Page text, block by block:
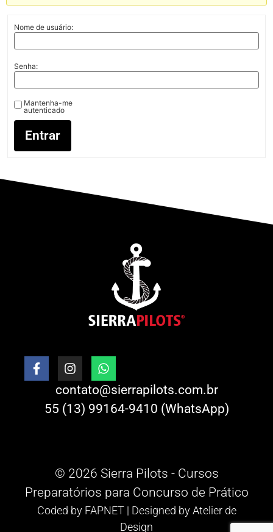
Nome de usuário:
Senha:
Mantenha-me
autenticado
Entrar
contato@sierrapilots.com.br
55 (13) 99164-9410 (WhatsApp)
© 2026 Sierra Pilots - Cursos
Preparatórios para Concurso de Prático
Coded by FAPNET| Designed byAtelier de
Design